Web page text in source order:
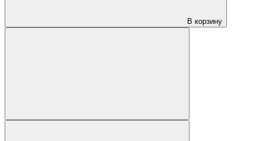
В корзину